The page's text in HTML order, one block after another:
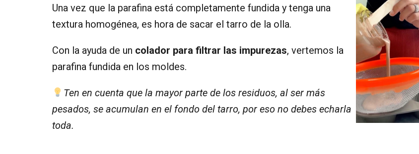
Una vez que la parafina está completamente fundida y tenga una
textura homogénea, es hora de sacar el tarro de la olla.
Con la ayuda de un colador para filtrar las impurezas, vertemos la
parafina fundida en los moldes.
Ten en cuenta que la mayor parte de los residuos, al ser más
pesados, se acumulan en el fondo del tarro, por eso no debes echarla
toda.